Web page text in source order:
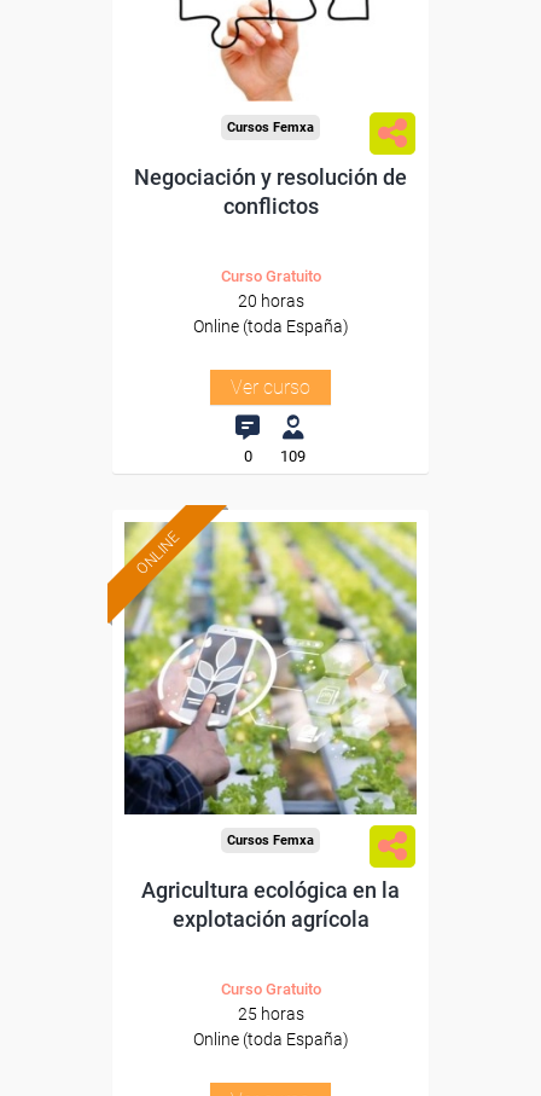
Sector
-Otros Servicios.
Cursos Femxa
Negociación y resolución de
conflictos
Curso Gratuito
20 horas
Online (toda España)
Ver curso
0 109
ONLINE
Formación 100%
subvencionada.
Para desempleados,
trabajadores y autónomos.
Sector
-Agricultura y Ganadería.
Cursos Femxa
Agricultura ecológica en la
explotación agrícola
Curso Gratuito
25 horas
Online (toda España)